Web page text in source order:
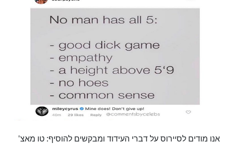
אנו מודים לסיירוס על דברי העידוד ומבקשים להוסיף: טו מאצ'